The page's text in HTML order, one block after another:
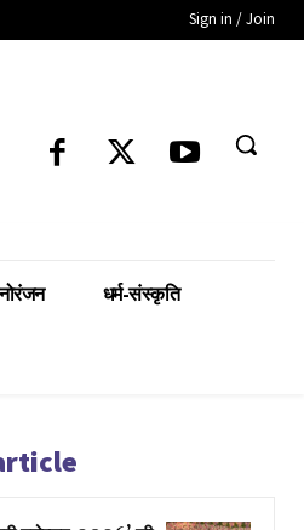
Sign in / Join
धर्म-संस्कृति